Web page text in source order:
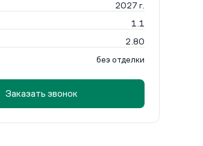
2027 г.
1.1
2.80
без отделки
Заказать звонок